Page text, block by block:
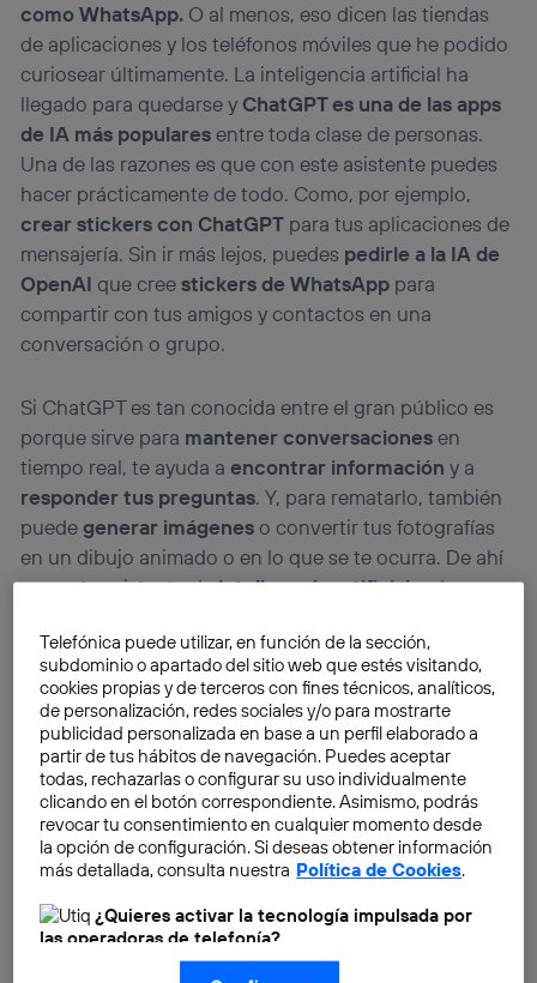
como WhatsApp. O al menos, eso dicen las tiendas
de aplicaciones y los teléfonos móviles que he podido
curiosear últimamente. La inteligencia artificial ha
llegado para quedarse y ChatGPT es una de las apps
de IA más popularesentre toda clase de personas.
Una de las razones es que con este asistente puedes
hacer prácticamente de todo. Como, por ejemplo,
crear stickers con ChatGPT para tus aplicaciones de
mensajería. Sin ir más lejos, puedes pedirle a la IA de
OpenAI que creestickers de WhatsApp para
compartir con tus amigos y contactos en una
conversación o grupo.
Si ChatGPT es tan conocida entre el gran público es
porque sirve para mantener conversacionesen
tiempo real, te ayuda aencontrar información y a
responder tus preguntas. Y, para rematarlo, también
puedegenerar imágeneso convertir tus fotografías
en un dibujo animado o en lo que se te ocurra. De ahí
que este asistente deinteligencia artificialse haya
incorporaron la posibilidad de crearcaricaturas al
estilo Ghibli. Pero GPT, la IA detrás de ChatGPT, es
capaz de todo eso y mucho más.
Telefónica puede utilizar, en función de la sección,
subdominio o apartado del sitio web que estés visitando,
cookies propias y de terceros con fines técnicos, analíticos,
de personalización, redes sociales y/o para mostrarte
publicidad personalizada en base a un perfil elaborado a
partir de tus hábitos de navegación. Puedes aceptar
todas, rechazarlas o configurar su uso individualmente
clicando en el botón correspondiente. Asimismo, podrás
revocar tu consentimiento en cualquier momento desde
la opción de configuración. Si deseas obtener información
más detallada, consulta nuestra Política de Cookies.
¿Quieres activar la tecnología impulsada por
las operadoras de telefonía?
Nosotros, Telefónica S.A., utilizamos la tecnología Utiq para